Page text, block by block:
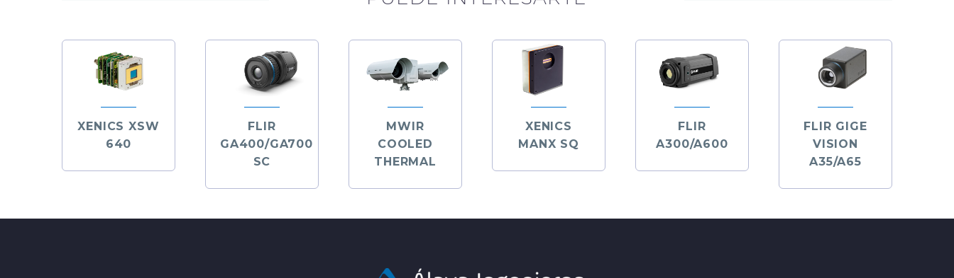
XENICS XSW
640
FLIR
GA400/GA700
SC
MWIR
COOLED
THERMAL
XENICS
MANX SQ
FLIR
A300/A600
FLIR GIGE
VISION
A35/A65